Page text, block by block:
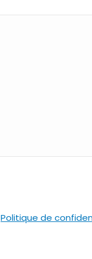
Politique de